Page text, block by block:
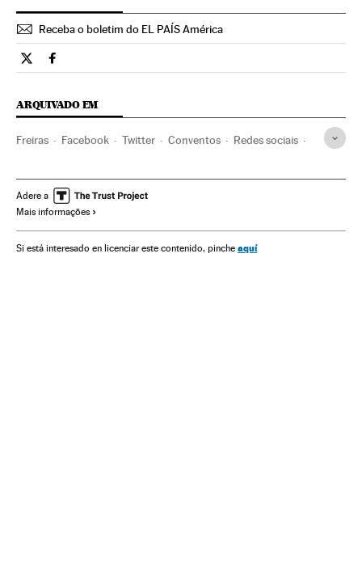
Receba o boletim do EL PAÍS América
Tecnologia El País Brasil en Twitter
Tecnologia El País Brasil en Facebook
ARQUIVADO EM
Freiras Facebook Twitter Conventos Redes sociais
Internet Patrimônio eclesiástico
Igreja católica
Telecomunicações Religião Comunicações Sociedade
Adere a
Mais informações
Si está interesado en licenciar este contenido, pinche aquí